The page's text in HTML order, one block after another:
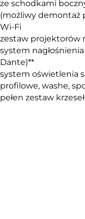
ze schodkami
(możliwy demontaż
Wi-Fi
zestaw projektorów
system
Dante)**
system oświetlenia
profilowe, washe,
pełen zestaw krzeseł